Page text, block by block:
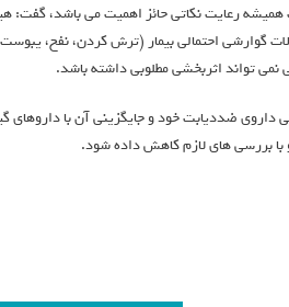
همیشه رعایت نکاتی حائز اهمیت می باشد، گفت:
گوارشی احتمالی بیمار (ترش کردن، نفخ،
تواند اثربخشی مطلوبی داشته باشد.
داروی ضددیابت خود و جایگزینی آن با داروهای
بررسی های لازم کاهش داده شود.